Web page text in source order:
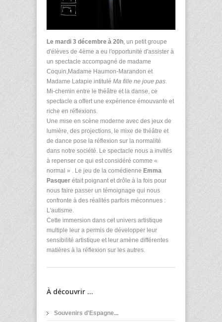
Le mardi 3 décembre à 20h, un petit groupe
d'élèves de 4ème a eu l'opportunité d'assister à
un spectacle accompagné de madame
Coquin,Madame Haumon-Marandon et
Madame Latapie intitulé Ma fille ne joue pas.
Mi-chemin entre le théâtre et la danse, ce
spectacle a offert une expérience émouvante et
riche en réflexions.
Une mise en scène moderne avec des jeux de
lumière, des projections, le mixe de théâtre et
de dance pose la réflexion sur la normalité
dans notre société. Le spectacle nous a invités
à repenser ce qui est considéré comme «
normal » . Le jeu de la comédienne Emma
Pasquer était poignant et drôle à la fois pour
nous faire passer un témoignage qui nous
confronte à des réalités parfois méconnues :
L'autisme.
Cette immersion dans cet univers artistique
multiple leur a permis de développer leur
sensibilité artistique et leur amène différentes
matières à la réflexion sur les autres.
À découvrir ...
Souvenirs d'Espagne...